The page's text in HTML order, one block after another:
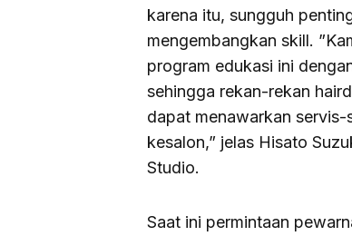
karena itu, sungguh
mengembangkan skill.
program edukasi ini
sehingga rekan-rekan
dapat menawarkan
kesalon,” jelas Hisato
Studio.
Saat ini permintaan